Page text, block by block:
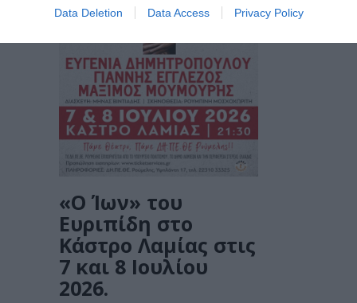
Data Deletion Data Access Privacy Policy
«Ο Ίων» του
Ευριπίδη στο
Κάστρο Λαμίας στις
7 και 8 Ιουλίου
2026.